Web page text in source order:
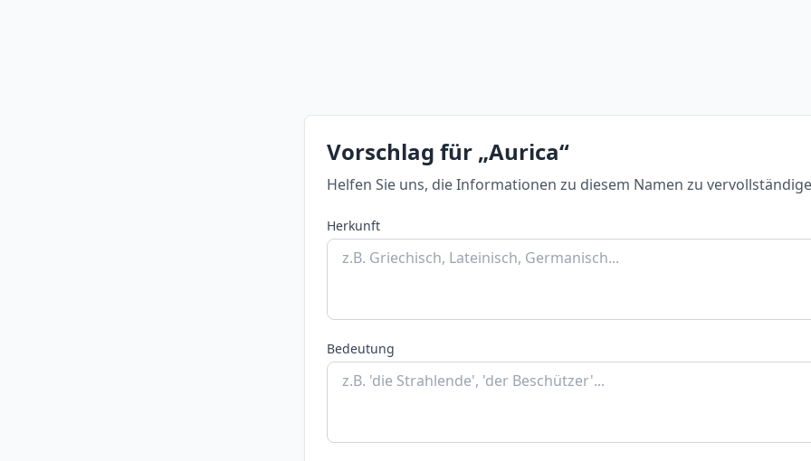
Vorschlag für „Aurica“
Helfen Sie uns, die Informationen zu diesem Namen zu
Herkunft
Bedeutung